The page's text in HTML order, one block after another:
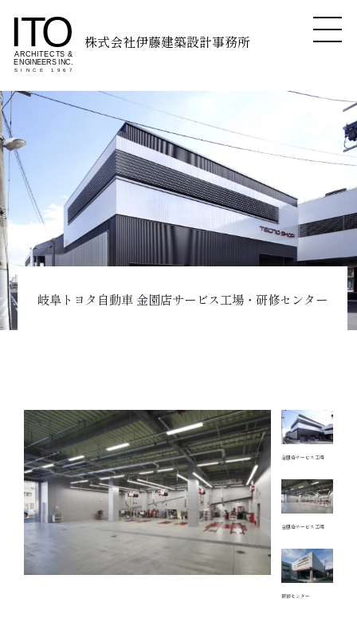
株式会社伊藤建築設計事務所
岐阜トヨタ自動車 金園店サービス工場・研修センター
金園店サービス工場
金園店サービス工場
研修センター